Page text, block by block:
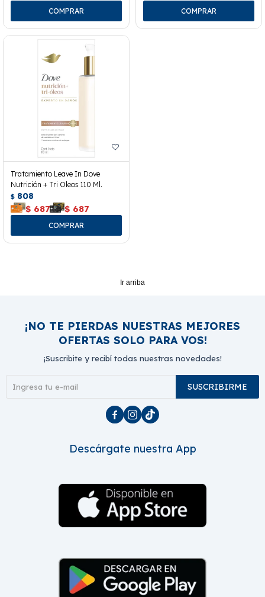
Tratamiento Leave In Dove
Nutrición + Tri Oleos 110 Ml.
$ 808
$ 687 $ 687
Ir arriba
¡NO TE PIERDAS NUESTRAS MEJORES
OFERTAS SOLO PARA VOS!
¡Suscribite y recibí todas nuestras novedades!
SUSCRIBIRME
  
Descárgate nuestra App